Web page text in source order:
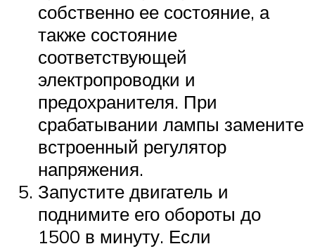
собственно ее состояние, а
также состояние
соответствующей
электропроводки и
предохранителя. При
срабатывании лампы замените
встроенный регулятор
напряжения.
Запустите двигатель и
поднимите его обороты до
1500 в минуту. Если